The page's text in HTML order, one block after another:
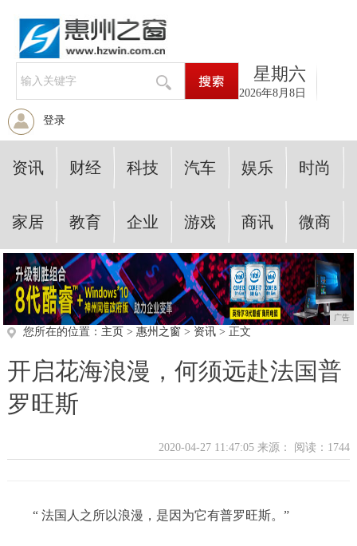
星期六
2026年8月8日
登录
资讯 财经 科技 汽车 娱乐 时尚
家居 教育 企业 游戏 商讯 微商
广告
您所在的位置： 主页 > 惠州之窗> 资讯> 正文
开启花海浪漫，何须远赴法国普
罗旺斯
2020-04-27 11:47:05 来源： 阅读：1744
“ 法国人之所以浪漫，是因为它有普罗旺斯。”